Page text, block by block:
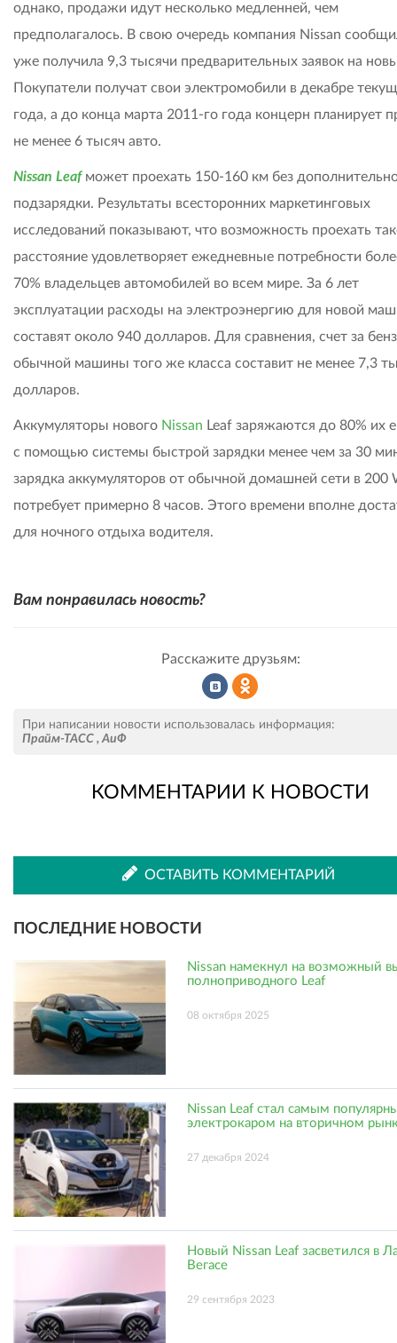
однако, продажи идут несколько медленней, чем
предполагалось. В свою очередь компания Nissan
уже получила 9,3 тысячи предварительных заявок на
Покупатели получат свои электромобили в декабре
года, а до конца марта 2011-го года концерн планирует
не менее 6 тысяч авто.
Nissan Leafможет проехать 150-160 км без
подзарядки. Результаты всесторонних маркетинговых
исследований показывают, что возможность проехать
расстояние удовлетворяет ежедневные потребности
70% владельцев автомобилей во всем мире. За 6 лет
эксплуатации расходы на электроэнергию для новой
составят около 940 долларов. Для сравнения, счет за
обычной машины того же класса составит не менее 7,3
долларов.
Аккумуляторы нового Nissan Leaf заряжаются до 80% их
с помощью системы быстрой зарядки менее чем за 30
зарядка аккумуляторов от обычной домашней сети в 200
потребует примерно 8 часов. Этого времени вполне
для ночного отдыха водителя.
Вам понравилась новость?
Расскажите друзьям:
во
ВКонтакте
Одноклассниках
При написании новости использовалась информация:
Прайм-ТАСС ,АиФ
КОММЕНТАРИИ К НОВОСТИ
ОСТАВИТЬ КОММЕНТАРИЙ
ПОСЛЕДНИЕ НОВОСТИ
Nissan намекнул на возможный
полноприводного Leaf
08 октября 2025
Nissan Leaf стал самым
электрокаром на вторичном
27 декабря 2024
Новый Nissan Leaf засветился в
Вегасе
29 сентября 2023